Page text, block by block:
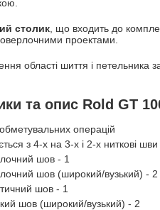
столик , що входить до
проектами.
області шиття і петельника
та опис Rold GT
операцій
з 4-х на 3-х і 2-х ниткові шви
шов - 1
шов (широкий/вузький) - 2
шов - 1
шов (широкий/вузький) - 2